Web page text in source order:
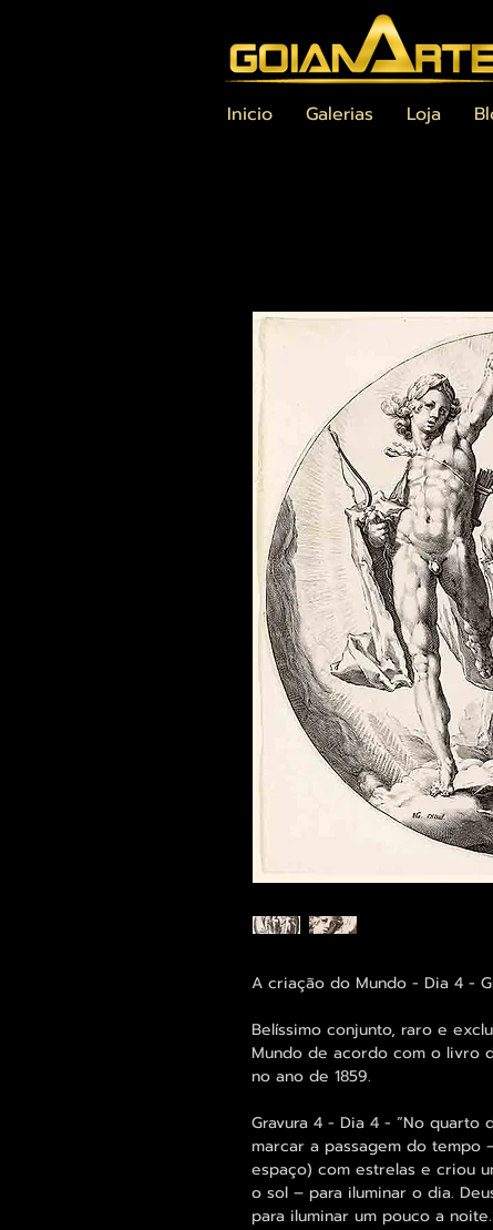
Inicio Galerias Loja
A criação do Mundo - Dia 4 -
Belíssimo conjunto, raro e
Mundo de acordo com o livro
no ano de 1859.
Gravura 4 - Dia 4 - “No quarto
marcar a passagem do tempo
espaço) com estrelas e criou
o sol – para iluminar o dia.
para iluminar um pouco a